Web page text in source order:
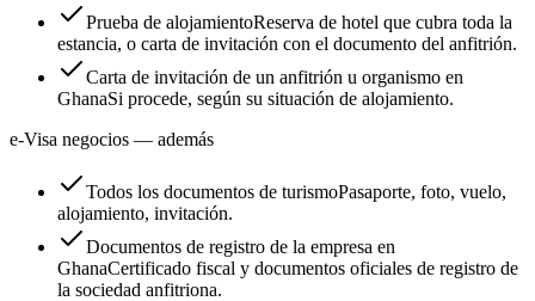
Prueba de alojamientoReserva de hotel que cubra toda la
estancia, o carta de invitación con el documento del anfitrión.
Carta de invitación de un anfitrión u organismo en
GhanaSi procede, según su situación de alojamiento.
e-Visa negocios — además
Todos los documentos de turismoPasaporte, foto, vuelo,
alojamiento, invitación.
Documentos de registro de la empresa en
GhanaCertificado fiscal y documentos oficiales de registro de
la sociedad anfitriona.